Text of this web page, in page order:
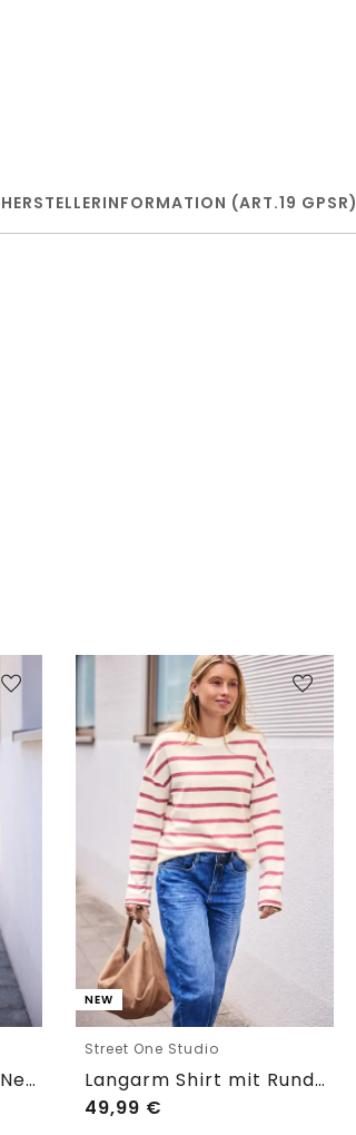
HERSTELLERINFORMATION (ART.19 GPSR)
Langarm Shirt mit V-Neck und Spitze
NEW
Street One Studio
Langarm Shirt mit Rundhals im Loose Fit
49,99 €